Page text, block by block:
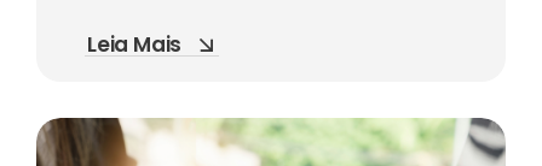
Leia Mais